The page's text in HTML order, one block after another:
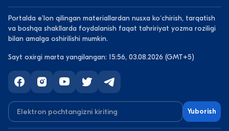
Portalda eʼlon qilingan materiallardan nusxa koʻchirish, tarqatish
va boshqa shakllarda foydalanish faqat tahririyat yozma roziligi
bilan amalga oshirilishi mumkin.
Sayt oxirgi marta yangilangan: 15:56, 03.08.2026 (GMT+5)
Yuborish